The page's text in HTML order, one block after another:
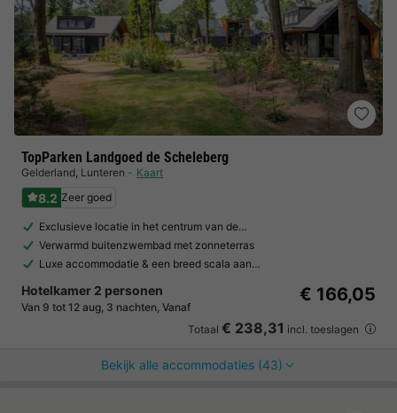
TopParken Landgoed de Scheleberg
Gelderland, Lunteren Kaart
8.2 Zeer goed
Exclusieve locatie in het centrum van de…
Verwarmd buitenzwembad met zonneterras
Luxe accommodatie & een breed scala aan…
Hotelkamer 2 personen
Van 9 tot 12 aug, 3 nachten, Vanaf
€ 166,05
Totaal € 238,31 incl. toeslagen
Bekijk alle accommodaties (43)